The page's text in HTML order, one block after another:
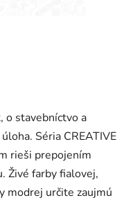
o stavebníctvo a
Séria CREATIVE
rieši prepojením
Živé farby fialovej,
modrej určite zaujmú